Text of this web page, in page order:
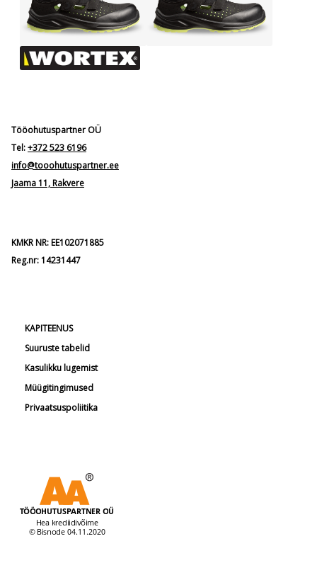
Tööohutuspartner OÜ
Tel:+372 523 6196
info@tooohutuspartner.ee
Jaama 11, Rakvere
KMKR NR: EE102071885
Reg.nr: 14231447
KAPITEENUS
Suuruste tabelid
Kasulikku lugemist
Müügitingimused
Privaatsuspoliitika